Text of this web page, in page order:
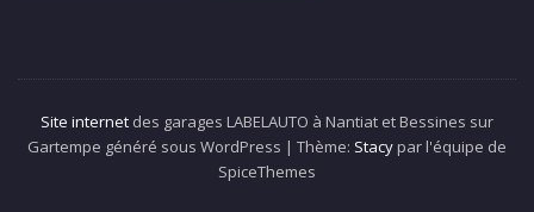
Site internet des garages LABELAUTO à Nantiat et Bessines sur
Gartempe généré sous WordPress | Thème: Stacy par l'équipe de
SpiceThemes